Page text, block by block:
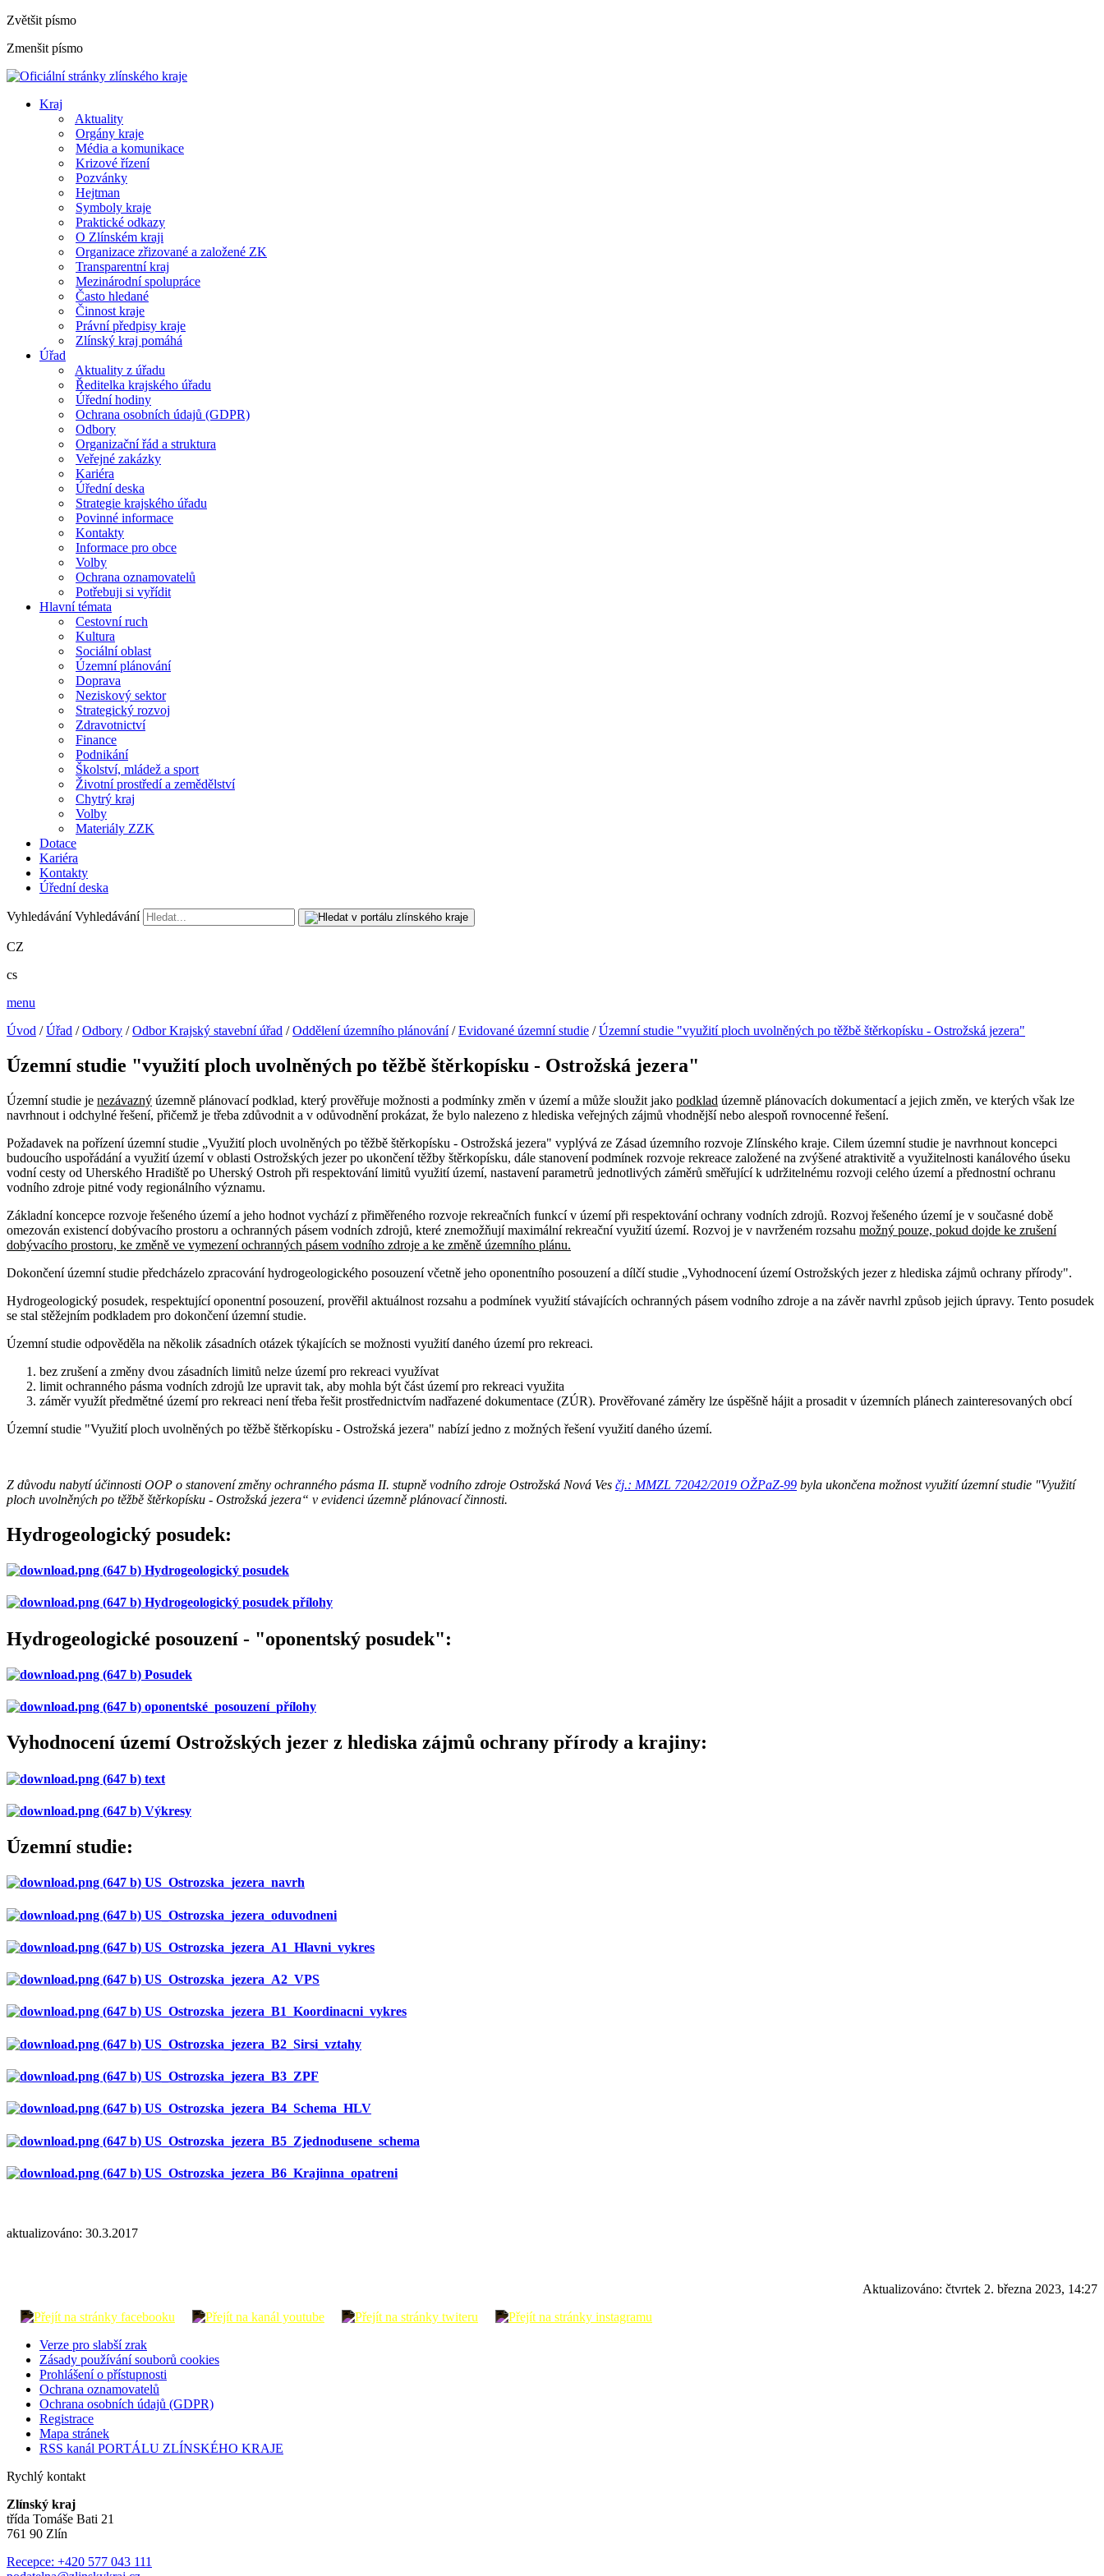
Zvětšit písmo
Zmenšit písmo
Kraj
Aktuality
Orgány kraje
Média a komunikace
Krizové řízení
Pozvánky
Hejtman
Symboly kraje
Praktické odkazy
O Zlínském kraji
Organizace zřizované a založené ZK
Transparentní kraj
Mezinárodní spolupráce
Často hledané
Činnost kraje
Právní předpisy kraje
Zlínský kraj pomáhá
Úřad
Aktuality z úřadu
Ředitelka krajského úřadu
Úřední hodiny
Ochrana osobních údajů (GDPR)
Odbory
Organizační řád a struktura
Veřejné zakázky
Kariéra
Úřední deska
Strategie krajského úřadu
Povinné informace
Kontakty
Informace pro obce
Volby
Ochrana oznamovatelů
Potřebuji si vyřídit
Hlavní témata
Cestovní ruch
Kultura
Sociální oblast
Územní plánování
Doprava
Neziskový sektor
Strategický rozvoj
Zdravotnictví
Finance
Podnikání
Školství, mládež a sport
Životní prostředí a zemědělství
Chytrý kraj
Volby
Materiály ZZK
Dotace
Kariéra
Kontakty
Úřední deska
Vyhledávání Vyhledávání
CZ
cs
menu
Úvod /Úřad /Odbory /Odbor Krajský stavební úřad /Oddělení územního plánování/Evidované územní studie /Územní studie "využití ploch uvolněných po těžbě štěrkopísku - Ostrožská jezera"
Územní studie "využití ploch uvolněných po těžbě štěrkopísku - Ostrožská jezera"
Územní studie je nezávazný územně plánovací podklad, který prověřuje možnosti a podmínky změn v území a může sloužit jako podklad územně plánovacích dokumentací a jejich změn, ve kterých však lze
navrhnout i odchylné řešení, přičemž je třeba zdůvodnit a v odůvodnění prokázat, že bylo nalezeno z hlediska veřejných zájmů vhodnější nebo alespoň rovnocenné řešení.
Požadavek na pořízení územní studie „Využití ploch uvolněných po těžbě štěrkopísku - Ostrožská jezera" vyplývá ze Zásad územního rozvoje Zlínského kraje. Cilem územní studie je navrhnout koncepci
budoucího uspořádání a využití území v oblasti Ostrožských jezer po ukončení těžby štěrkopísku, dále stanovení podmínek rozvoje rekreace založené na zvýšené atraktivitě a využitelnosti kanálového úseku
vodní cesty od Uherského Hradiště po Uherský Ostroh při respektování limitů využití území, nastavení parametrů jednotlivých záměrů směřující k udržitelnému rozvoji celého území a přednostní ochranu
vodního zdroje pitné vody regionálního významu.
Základní koncepce rozvoje řešeného území a jeho hodnot vychází z přiměřeného rozvoje rekreačních funkcí v území při respektování ochrany vodních zdrojů. Rozvoj řešeného území je v současné době
omezován existencí dobývacího prostoru a ochranných pásem vodních zdrojů, které znemožňují maximální rekreační využití území. Rozvoj je v navrženém rozsahu možný pouze, pokud dojde ke zrušení
dobývacího prostoru, ke změně ve vymezení ochranných pásem vodního zdroje a ke změně územního plánu.
Dokončení územní studie předcházelo zpracování hydrogeologického posouzení včetně jeho oponentního posouzení a dílčí studie „Vyhodnocení území Ostrožských jezer z hlediska zájmů ochrany přírody".
Hydrogeologický posudek, respektující oponentní posouzení, prověřil aktuálnost rozsahu a podmínek využití stávajících ochranných pásem vodního zdroje a na závěr navrhl způsob jejich úpravy. Tento posudek
se stal stěžejním podkladem pro dokončení územní studie.
Územní studie odpověděla na několik zásadních otázek týkajících se možnosti využití daného území pro rekreaci.
bez zrušení a změny dvou zásadních limitů nelze území pro rekreaci využívat
limit ochranného pásma vodních zdrojů lze upravit tak, aby mohla být část území pro rekreaci využita
záměr využít předmětné území pro rekreaci není třeba řešit prostřednictvím nadřazené dokumentace (ZÚR). Prověřované záměry lze úspěšně hájit a prosadit v územních plánech zainteresovaných obcí
Územní studie "Využití ploch uvolněných po těžbě štěrkopísku - Ostrožská jezera" nabízí jedno z možných řešení využití daného území.
Z důvodu nabytí účinnosti OOP o stanovení změny ochranného pásma II. stupně vodního zdroje Ostrožská Nová Ves čj.: MMZL 72042/2019 OŽPaZ-99 byla ukončena možnost využití územní studie "Využití
ploch uvolněných po těžbě štěrkopísku - Ostrožská jezera“ v evidenci územně plánovací činnosti.
Hydrogeologický posudek:
Hydrogeologický posudek
Hydrogeologický posudek přílohy
Hydrogeologické posouzení - "oponentský posudek":
Posudek
oponentské_posouzení_přílohy
Vyhodnocení území Ostrožských jezer z hlediska zájmů ochrany přírody a krajiny:
text
Výkresy
Územní studie:
US_Ostrozska_jezera_navrh
US_Ostrozska_jezera_oduvodneni
US_Ostrozska_jezera_A1_Hlavni_vykres
US_Ostrozska_jezera_A2_VPS
US_Ostrozska_jezera_B1_Koordinacni_vykres
US_Ostrozska_jezera_B2_Sirsi_vztahy
US_Ostrozska_jezera_B3_ZPF
US_Ostrozska_jezera_B4_Schema_HLV
US_Ostrozska_jezera_B5_Zjednodusene_schema
US_Ostrozska_jezera_B6_Krajinna_opatreni
aktualizováno: 30.3.2017
Aktualizováno: čtvrtek 2. března 2023, 14:27
Verze pro slabší zrak
Zásady používání souborů cookies
Prohlášení o přístupnosti
Ochrana oznamovatelů
Ochrana osobních údajů (GDPR)
Registrace
Mapa stránek
RSS kanál PORTÁLU ZLÍNSKÉHO KRAJE
Rychlý kontakt
Zlínský kraj
třída Tomáše Bati 21
761 90 Zlín
Recepce: +420 577 043 111